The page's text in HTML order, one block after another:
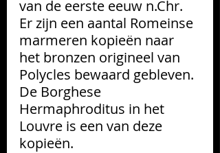
van de eerste eeuw n.Chr.
Er zijn een aantal Romeinse
marmeren kopieën naar
het bronzen origineel van
Polycles bewaard gebleven.
De Borghese
Hermaphroditus in het
Louvre is een van deze
kopieën.